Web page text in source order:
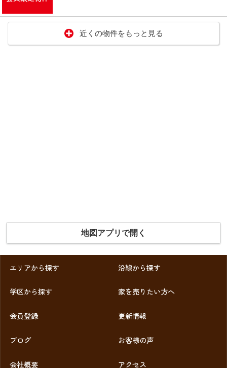
近くの物件をもっと見る
地図アプリで開く
エリアから探す 沿線から探す
学区から探す 家を売りたい方へ
会員登録 更新情報
ブログ お客様の声
会社概要 アクセス